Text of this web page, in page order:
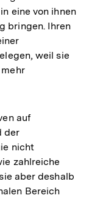
eine von ihnen
bringen. Ihren
weil sie
auf
der
nicht
zahlreiche
aber deshalb
Bereich